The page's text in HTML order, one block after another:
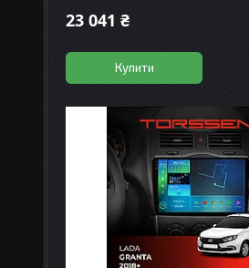
23 041 ₴
Купити